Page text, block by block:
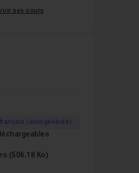
ses cours
(autogénérés)
(506.18 Ko)